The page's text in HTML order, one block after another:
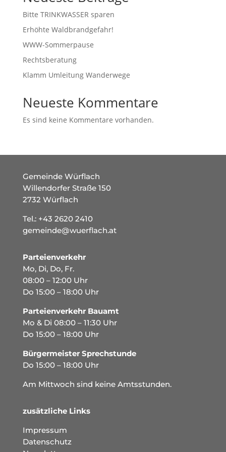
Bitte TRINKWASSER sparen
Erhöhte Waldbrandgefahr!
WWW-Sommerpause
Rechtsberatung
Klamm Umleitung Wanderwege
Neueste Kommentare
Es sind keine Kommentare vorhanden.
Gemeinde Würflach
Willendorfer Straße 150
2732 Würflach
Tel.: +43 2620 2410
gemeinde@wuerflach.at
Parteienverkehr
Mo, Di, Do, Fr.
08:00 – 12:00 Uhr
Do 15:00 – 18:00 Uhr
Parteienverkehr Bauamt
Mo & Di 08:00 – 11:30 Uhr
Do 15:00 – 18:00 Uhr
Bürgermeister Sprechstunde
Do 15:00 – 18:00 Uhr
Am Mittwoch sind keine Amtsstunden.
zusätzliche Links
Impressum
Datenschutz